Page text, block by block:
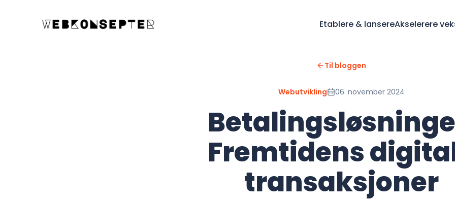
Etablere & lansereAkselerere
Til bloggen
Webutvikling 06. november 2024
Fremtidens
transaksjoner